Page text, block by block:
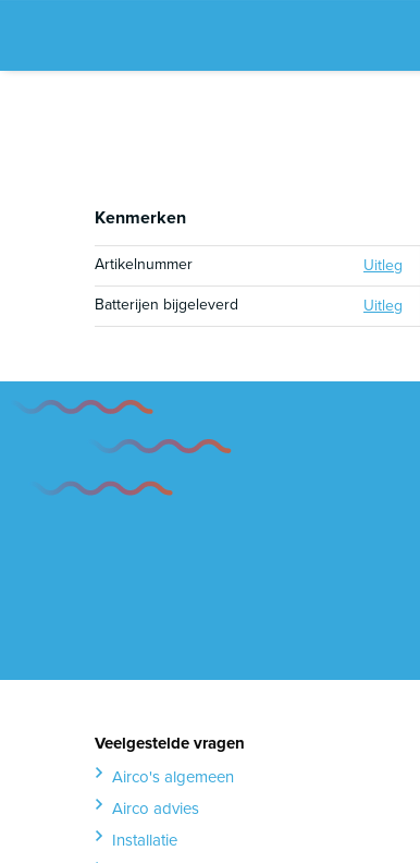
Kenmerken
Artikelnummer Uitleg
Batterijen bijgeleverd
Uitleg
Veelgestelde vragen
Airco's algemeen
Airco advies
Installatie